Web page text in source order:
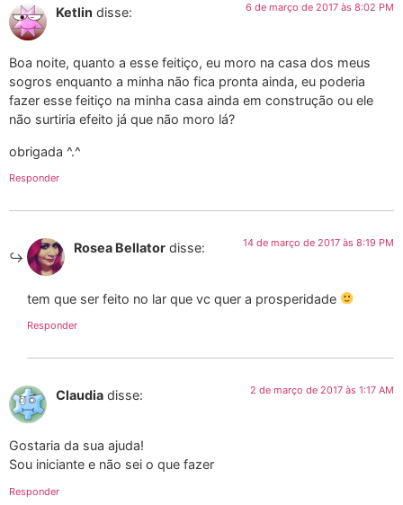
Ketlin disse: 6 de março de 2017 às 8:02 PM
Boa noite, quanto a esse feitiço, eu moro na casa dos meus
sogros enquanto a minha não fica pronta ainda, eu poderia
fazer esse feitiço na minha casa ainda em construção ou ele
não surtiria efeito já que não moro lá?
obrigada ^.^
Responder
Rosea Bellator disse: 14 de março de 2017 às 8:19 PM
tem que ser feito no lar que vc quer a prosperidade
Responder
Claudia disse: 2 de março de 2017 às 1:17 AM
Gostaria da sua ajuda!
Sou iniciante e não sei o que fazer
Responder